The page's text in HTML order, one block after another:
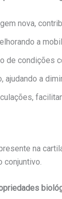
nova,
a
de condições
a
na
conjuntivo.